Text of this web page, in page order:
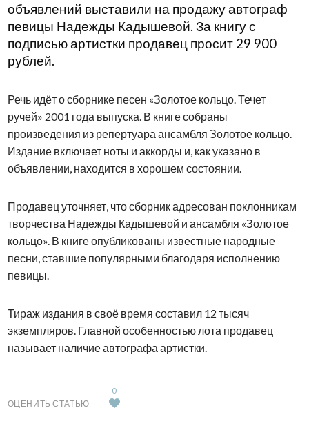
объявлений выставили на продажу автограф
певицы Надежды Кадышевой. За книгу с
подписью артистки продавец просит 29 900
рублей.
Речь идёт о сборнике песен «Золотое кольцо. Течет
ручей» 2001 года выпуска. В книге собраны
произведения из репертуара ансамбля Золотое кольцо.
Издание включает ноты и аккорды и, как указано в
объявлении, находится в хорошем состоянии.
Продавец уточняет, что сборник адресован поклонникам
творчества Надежды Кадышевой и ансамбля «Золотое
кольцо». В книге опубликованы известные народные
песни, ставшие популярными благодаря исполнению
певицы.
Тираж издания в своё время составил 12 тысяч
экземпляров. Главной особенностью лота продавец
называет наличие автографа артистки.
ОЦЕНИТЬ СТАТЬЮ
0